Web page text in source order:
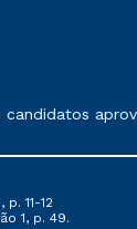
11-12
1, p. 49.